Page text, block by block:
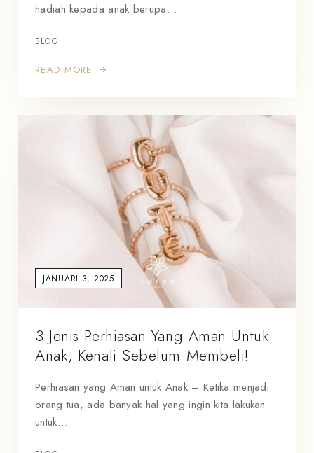
hadiah kepada anak berupa…
BLOG
READ MORE
JANUARI 3, 2025
3 Jenis Perhiasan Yang Aman Untuk
Anak, Kenali Sebelum Membeli!
Perhiasan yang Aman untuk Anak – Ketika menjadi
orang tua, ada banyak hal yang ingin kita lakukan
untuk…